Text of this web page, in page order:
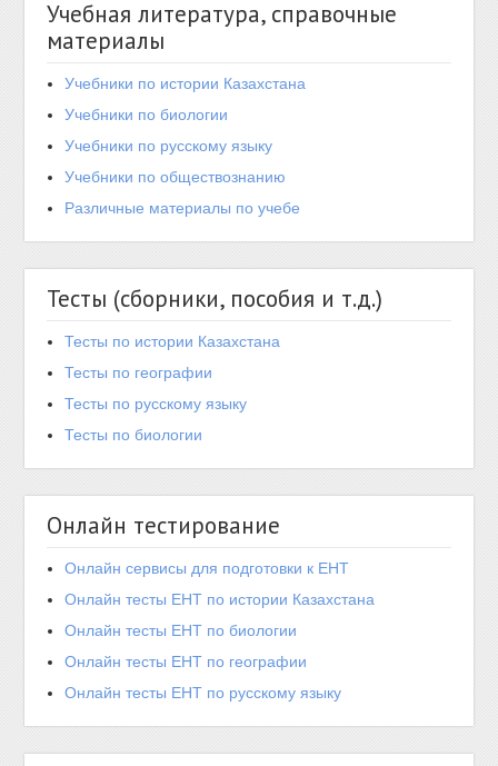
Учебная литература, справочные
материалы
Учебники по истории Казахстана
Учебники по биологии
Учебники по русскому языку
Учебники по обществознанию
Различные материалы по учебе
Тесты (сборники, пособия и т.д.)
Тесты по истории Казахстана
Тесты по географии
Тесты по русскому языку
Тесты по биологии
Онлайн тестирование
Онлайн сервисы для подготовки к ЕНТ
Онлайн тесты ЕНТ по истории Казахстана
Онлайн тесты ЕНТ по биологии
Онлайн тесты ЕНТ по географии
Онлайн тесты ЕНТ по русскому языку